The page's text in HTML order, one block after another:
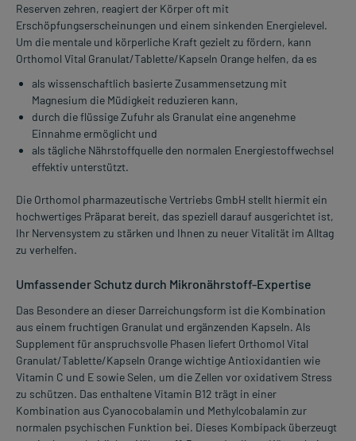
Reserven zehren, reagiert der Körper oft mit
Erschöpfungserscheinungen und einem sinkenden Energielevel.
Um die mentale und körperliche Kraft gezielt zu fördern, kann
Orthomol Vital Granulat/Tablette/Kapseln Orange helfen, da es
als wissenschaftlich basierte Zusammensetzung mit
Magnesium die Müdigkeit reduzieren kann,
durch die flüssige Zufuhr als Granulat eine angenehme
Einnahme ermöglicht und
als tägliche Nährstoffquelle den normalen Energiestoffwechsel
effektiv unterstützt.
Die Orthomol pharmazeutische Vertriebs GmbH stellt hiermit ein
hochwertiges Präparat bereit, das speziell darauf ausgerichtet ist,
Ihr Nervensystem zu stärken und Ihnen zu neuer Vitalität im Alltag
zu verhelfen.
Umfassender Schutz durch Mikronährstoff-Expertise
Das Besondere an dieser Darreichungsform ist die Kombination
aus einem fruchtigen Granulat und ergänzenden Kapseln. Als
Supplement für anspruchsvolle Phasen liefert Orthomol Vital
Granulat/Tablette/Kapseln Orange wichtige Antioxidantien wie
Vitamin C und E sowie Selen, um die Zellen vor oxidativem Stress
zu schützen. Das enthaltene Vitamin B12 trägt in einer
Kombination aus Cyanocobalamin und Methylcobalamin zur
normalen psychischen Funktion bei. Dieses Kombipack überzeugt